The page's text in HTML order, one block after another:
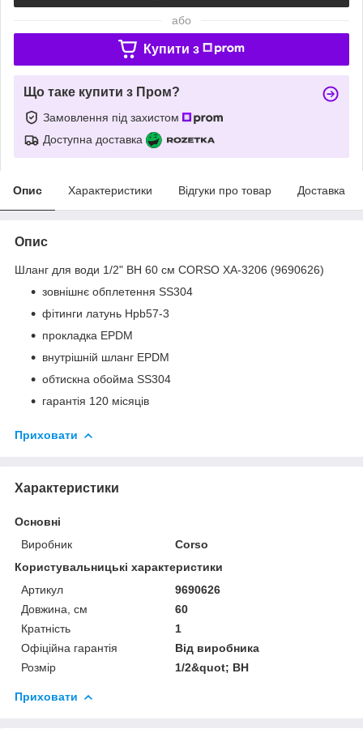
або
Купити з
Що таке купити з Пром?
Замовлення під захистом
Доступна доставка
Опис Характеристики Відгуки про товар Доставка
Опис
Шланг для води 1/2" ВН 60 см CORSO XA-3206 (9690626)
зовнішнє обплетення SS304
фітинги латунь Hpb57-3
прокладка EPDM
внутрішній шланг EPDM
обтискна обойма SS304
гарантія 120 місяців
Приховати
Характеристики
Основні
Виробник
Corso
Користувальницькі характеристики
Артикул
9690626
Довжина, см
60
Кратність
1
Офіційна гарантія
Від виробника
Розмір
1/2&quot; ВН
Приховати